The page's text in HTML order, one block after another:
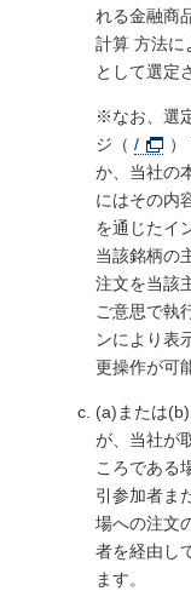
れる金融商
計算 方法に
として選定
※なお、選
ジ（ /
か、当社の
にはその内
を通じたイ
当該銘柄の
注文を当該
ご意思で執
ンにより表
更操作が可
(a)または
が、当社が
ころである
引参加者ま
場への注文
者を経由し
ます。